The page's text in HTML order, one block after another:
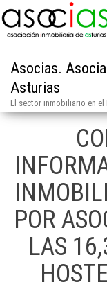
Asocias.
Asturias
El sector inmobiliario en
POR
LAS